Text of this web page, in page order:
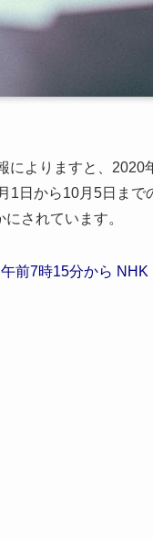
によりますと、2020
1日から10月5日まで
されています。
前7時15分から